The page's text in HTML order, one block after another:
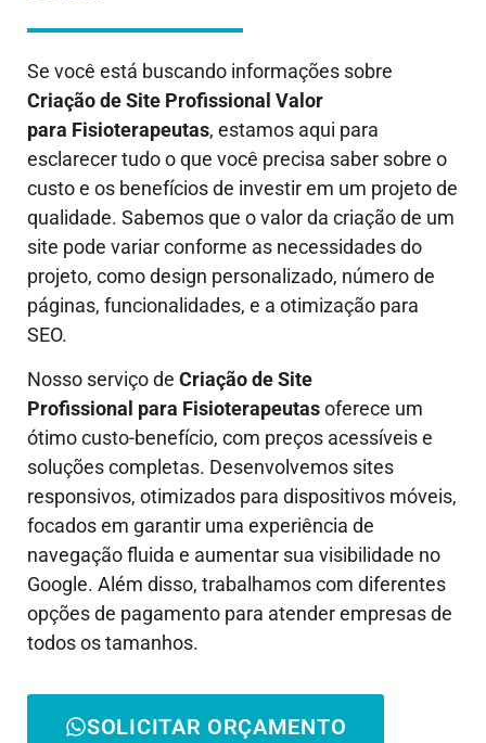
Se você está buscando informações sobre
Criação de Site Profissional Valor
para Fisioterapeutas, estamos aqui para
esclarecer tudo o que você precisa saber sobre o
custo e os benefícios de investir em um projeto de
qualidade. Sabemos que o valor da criação de um
site pode variar conforme as necessidades do
projeto, como design personalizado, número de
páginas, funcionalidades, e a otimização para
SEO.
Nosso serviço de Criação de Site
Profissional para Fisioterapeutasoferece um
ótimo custo-benefício, com preços acessíveis e
soluções completas. Desenvolvemos sites
responsivos, otimizados para dispositivos móveis,
focados em garantir uma experiência de
navegação fluida e aumentar sua visibilidade no
Google. Além disso, trabalhamos com diferentes
opções de pagamento para atender empresas de
todos os tamanhos.
SOLICITAR ORÇAMENTO